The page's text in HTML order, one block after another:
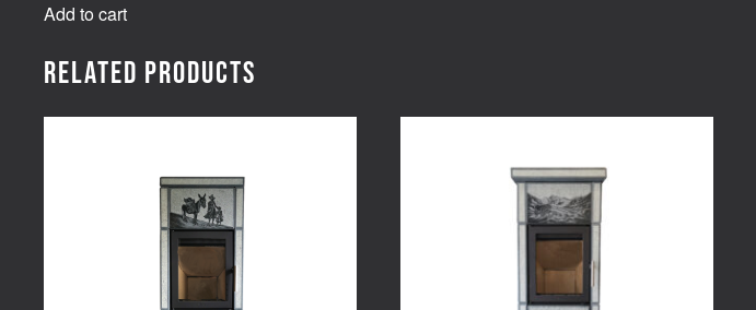
Add to cart
Related products